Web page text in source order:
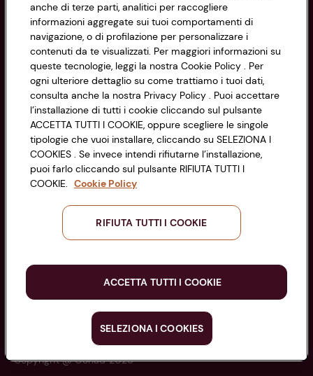
Cookie Policy
Impostazioni Cookie
Accessibilità
CONAD SOCIETÀ COOPERATIVA
Via Michelino, 59 | 40127 BOLOGNA
Codice Fiscale e Registro Imprese
di Bologna 00865960157
PARTITA IVA 03320960374
Servizio clienti
Seguici sui Social:
Copyright @ Conad 2025
anche di terze parti, analitici per raccogliere
informazioni aggregate sui tuoi comportamenti di
navigazione, o di profilazione per personalizzare i
contenuti da te visualizzati. Per maggiori informazioni su
queste tecnologie, leggi la nostra Cookie Policy . Per
ogni ulteriore dettaglio su come trattiamo i tuoi dati,
consulta anche la nostra Privacy Policy . Puoi accettare
l’installazione di tutti i cookie cliccando sul pulsante
ACCETTA TUTTI I COOKIE, oppure scegliere le singole
tipologie che vuoi installare, cliccando su SELEZIONA I
COOKIES . Se invece intendi rifiutarne l’installazione,
puoi farlo cliccando sul pulsante RIFIUTA TUTTI I
COOKIE. Cookie Policy
RIFIUTA TUTTI I COOKIE
ACCETTA TUTTI I COOKIE
SELEZIONA I COOKIES